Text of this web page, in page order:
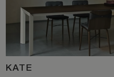
KATE